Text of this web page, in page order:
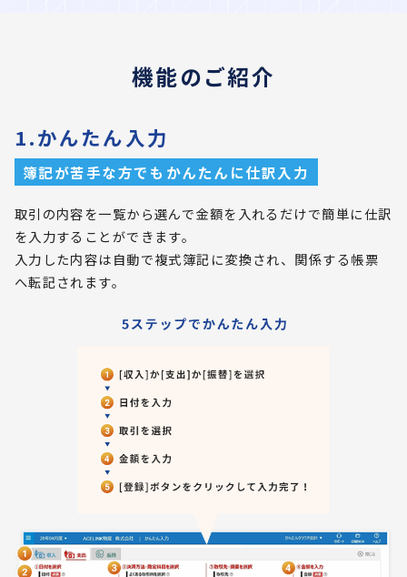
機能のご紹介
1.かんたん入力
簿記が苦手な方でもかんたんに仕訳入力
取引の内容を一覧から選んで金額を入れるだけで簡単に仕訳
を入力することができます。
入力した内容は自動で複式簿記に変換され、関係する帳票
へ転記されます。